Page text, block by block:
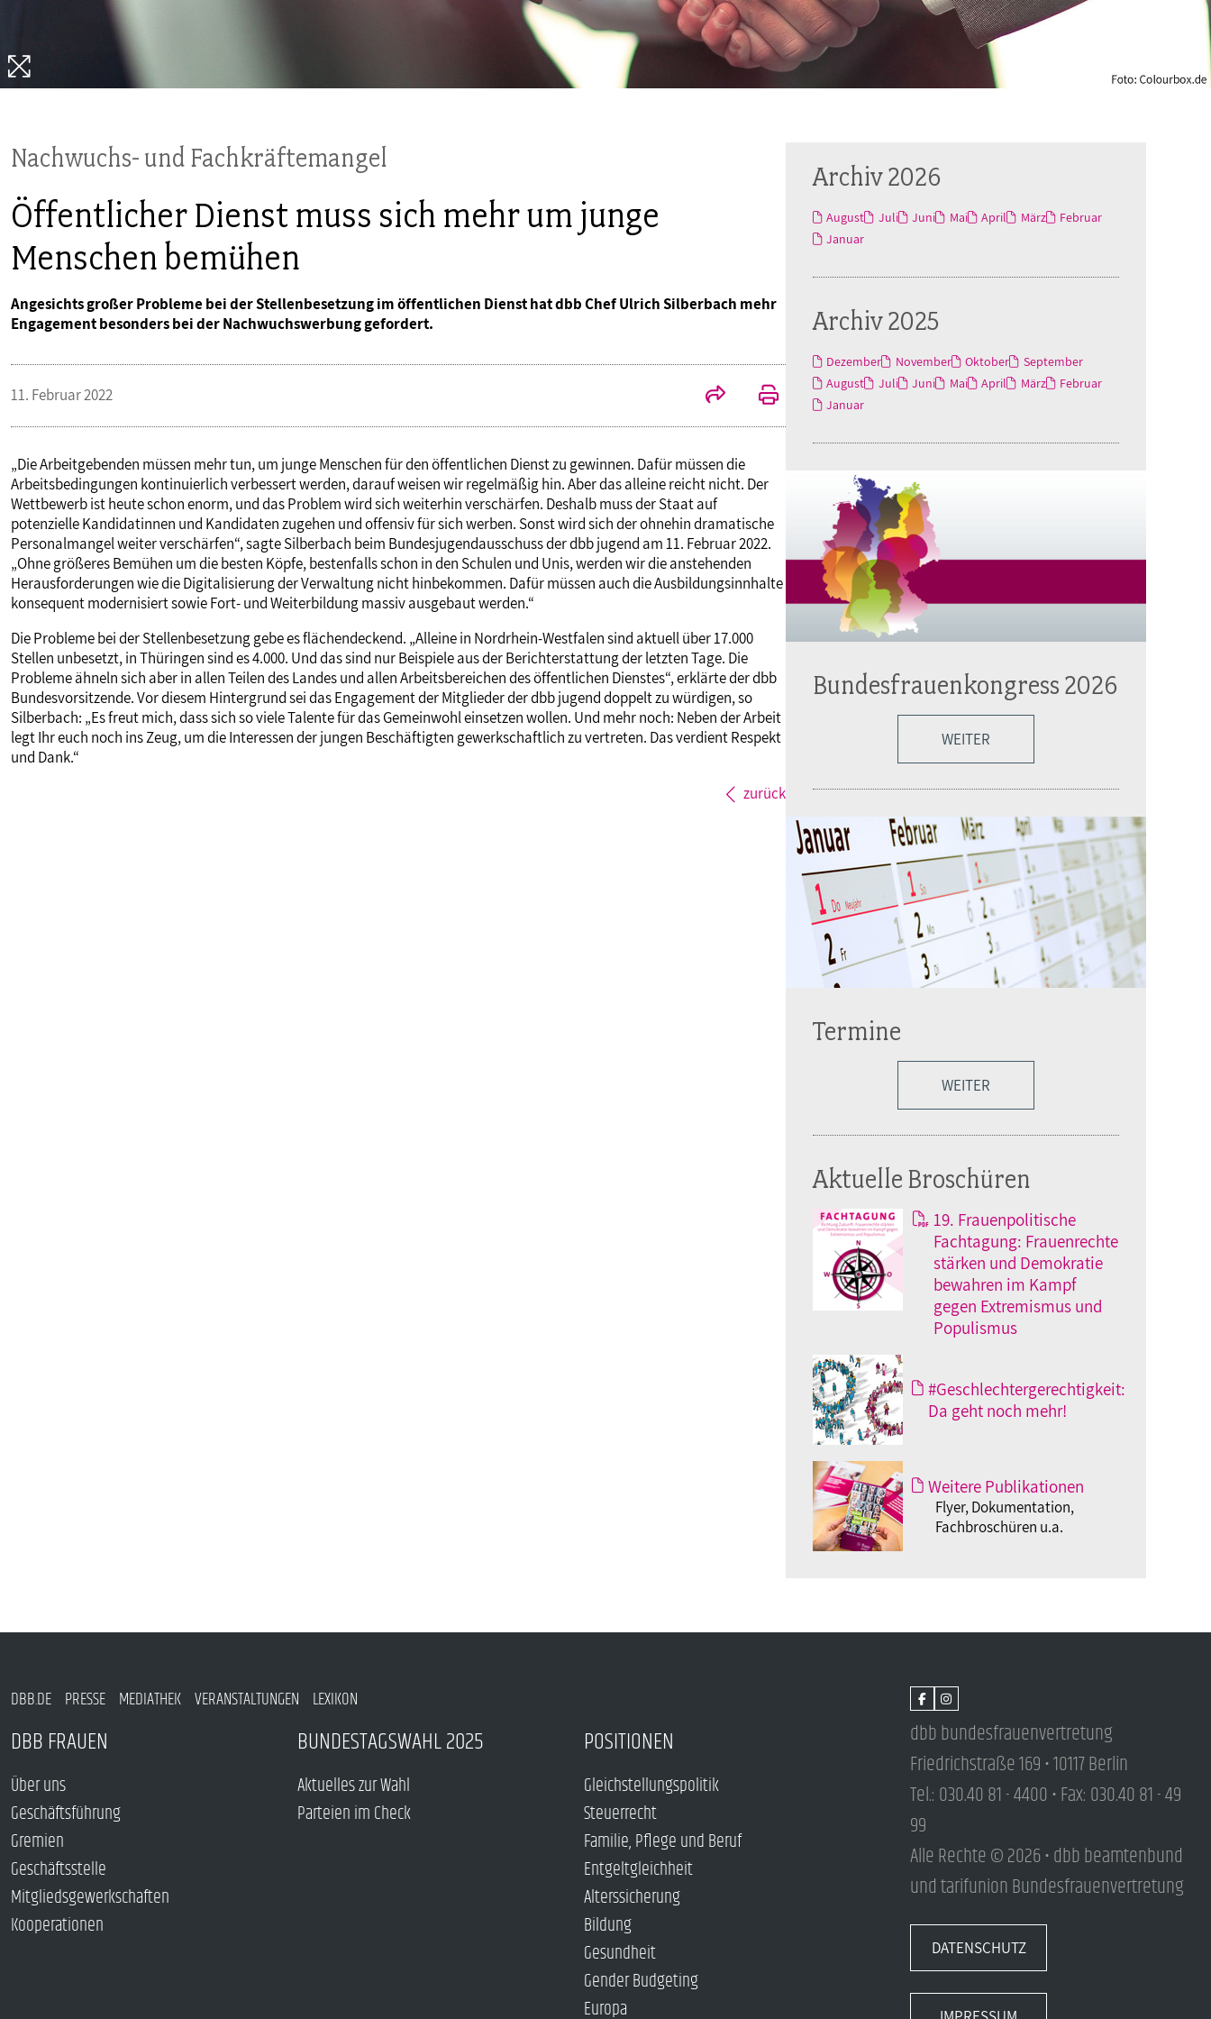
Mitgliedsgewerkschaften
Kooperationen
Alterssicherung
Bildung
Gender Budgeting
Digitalisierung
Frauenrecht kompakt
PUBLIKATIONEN
TERMINE & VERANSTALTUNGEN
Seminare
MITGLIEDSCHAFT & SERVICE
Akademie
Verlag
Nachwuchs- und Fachkräftemangel
Öffentlicher Dienst muss sich mehr um junge
Menschen bemühen
Angesichts großer Probleme bei der Stellenbesetzung im öffentlichen Dienst hat dbb Chef Ulrich Silberbach mehr
Engagement besonders bei der Nachwuchswerbung gefordert.
11. Februar 2022
„Die Arbeitgebenden müssen mehr tun, um junge Menschen für den öffentlichen Dienst zu gewinnen. Dafür müssen die
Arbeitsbedingungen kontinuierlich verbessert werden, darauf weisen wir regelmäßig hin. Aber das alleine reicht nicht. Der
Wettbewerb ist heute schon enorm, und das Problem wird sich weiterhin verschärfen. Deshalb muss der Staat auf
potenzielle Kandidatinnen und Kandidaten zugehen und offensiv für sich werben. Sonst wird sich der ohnehin dramatische
Personalmangel weiter verschärfen“, sagte Silberbach beim Bundesjugendausschuss der dbb jugend am 11. Februar 2022.
„Ohne größeres Bemühen um die besten Köpfe, bestenfalls schon in den Schulen und Unis, werden wir die anstehenden
Herausforderungen wie die Digitalisierung der Verwaltung nicht hinbekommen. Dafür müssen auch die Ausbildungsinnhalte
konsequent modernisiert sowie Fort- und Weiterbildung massiv ausgebaut werden.“
Die Probleme bei der Stellenbesetzung gebe es flächendeckend. „Alleine in Nordrhein-Westfalen sind aktuell über 17.000
Stellen unbesetzt, in Thüringen sind es 4.000. Und das sind nur Beispiele aus der Berichterstattung der letzten Tage. Die
Probleme ähneln sich aber in allen Teilen des Landes und allen Arbeitsbereichen des öffentlichen Dienstes“, erklärte der dbb
Bundesvorsitzende. Vor diesem Hintergrund sei das Engagement der Mitglieder der dbb jugend doppelt zu würdigen, so
Silberbach: „Es freut mich, dass sich so viele Talente für das Gemeinwohl einsetzen wollen. Und mehr noch: Neben der Arbeit
legt Ihr euch noch ins Zeug, um die Interessen der jungen Beschäftigten gewerkschaftlich zu vertreten. Das verdient Respekt
und Dank.“
zurück
Archiv 2026
August Juli Juni Mai April März
Februar
Januar
Archiv 2025
Dezember November Oktober
September
August
Juli Juni Mai April März
Februar
Januar
Bundesfrauenkongress 2026
WEITER
Termine
WEITER
Aktuelle Broschüren
19. Frauenpolitische
Fachtagung: Frauenrechte
stärken und Demokratie
bewahren im Kampf
gegen Extremismus und
Populismus
#Geschlechtergerechtigkeit:
Da geht noch mehr!
Weitere Publikationen
Flyer, Dokumentation,
Fachbroschüren u.a.
DBB.DE PRESSE MEDIATHEK VERANSTALTUNGEN LEXIKON
DBB FRAUEN
Über uns
Geschäftsführung
Gremien
Geschäftsstelle
Mitgliedsgewerkschaften
Kooperationen
BUNDESTAGSWAHL 2025
Aktuelles zur Wahl
Parteien im Check
POSITIONEN
Gleichstellungspolitik
Steuerrecht
Familie, Pflege und Beruf
Entgeltgleichheit
Alterssicherung
Bildung
Gesundheit
Gender Budgeting
Europa
dbb bundesfrauenvertretung
Friedrichstraße 169 • 10117 Berlin
Tel.: 030.40 81 - 4400 • Fax: 030.40 81 - 49
99
Alle Rechte © 2026 • dbb beamtenbund
und tarifunion Bundesfrauenvertretung
DATENSCHUTZ